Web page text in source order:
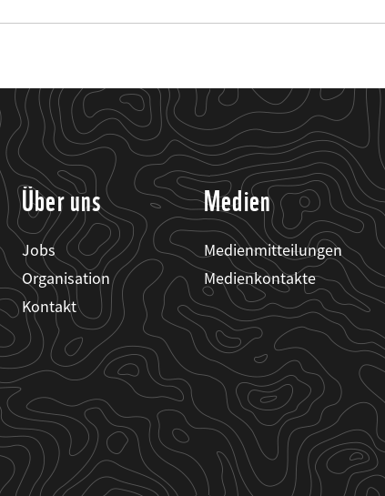
Über uns
Jobs
Organisation
Kontakt
Medien
Medienmitteilungen
Medienkontakte